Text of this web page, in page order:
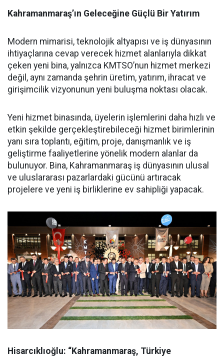
Kahramanmaraş’ın Geleceğine Güçlü Bir Yatırım
Modern mimarisi, teknolojik altyapısı ve iş dünyasının
ihtiyaçlarına cevap verecek hizmet alanlarıyla dikkat
çeken yeni bina, yalnızca KMTSO’nun hizmet merkezi
değil, aynı zamanda şehrin üretim, yatırım, ihracat ve
girişimcilik vizyonunun yeni buluşma noktası olacak.
Yeni hizmet binasında, üyelerin işlemlerini daha hızlı ve
etkin şekilde gerçekleştirebileceği hizmet birimlerinin
yanı sıra toplantı, eğitim, proje, danışmanlık ve iş
geliştirme faaliyetlerine yönelik modern alanlar da
bulunuyor. Bina, Kahramanmaraş iş dünyasının ulusal
ve uluslararası pazarlardaki gücünü artıracak
projelere ve yeni iş birliklerine ev sahipliği yapacak.
Hisarcıklıoğlu: “Kahramanmaraş, Türkiye